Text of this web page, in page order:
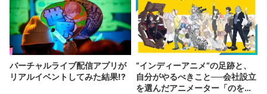
バーチャルライブ配信アプリが
リアルイベントしてみた結果!?
“インディーアニメ“の足跡と、
自分がやるべきこと──会社設立
を選んだアニメーター「のを